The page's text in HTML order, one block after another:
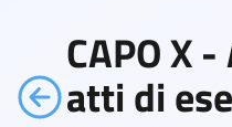
CAPO X
atti di